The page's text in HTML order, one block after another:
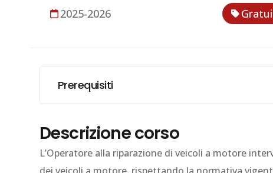
2025-2026
Prerequisiti
Descrizione corso
L’Operatore alla riparazione di veicoli a motore